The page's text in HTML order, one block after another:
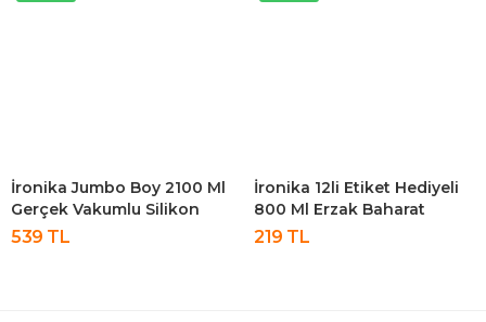
İronika Jumbo Boy 2100 Ml
Gerçek Vakumlu Silikon
Kapaklı Kristal Erzak
539 TL
İronika 12li Etiket Hediyeli
800 Ml Erzak Baharat
Saklama Kabı Seti Antrasit
219 TL